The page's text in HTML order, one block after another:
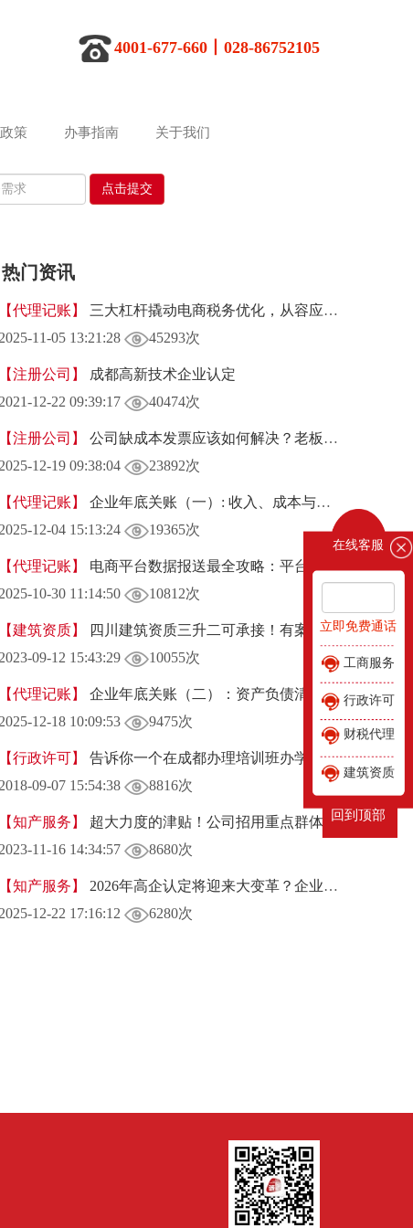
4001-677-660丨028-86752105
策 办事指南 关于我们
热门资讯
【代理记账】
三大杠杆撬动电商税务优化，从容应对第二次平台报税
2025-11-05 13:21:28
45293次
【注册公司】
成都高新技术企业认定
2021-12-22 09:39:17
40474次
【注册公司】
公司缺成本发票应该如何解决？老板必看！
2025-12-19 09:38:04
23892次
【代理记账】
企业年底关账（一）: 收入、成本与费用的处理，90%的财务都有遗漏
2025-12-04 15:13:24
19365次
【代理记账】
电商平台数据报送最全攻略：平台数据查询路径、如何计算并填报收入一次搞懂
2025-10-30 11:14:50
10812次
【建筑资质】
四川建筑资质三升二可承接！有案例！
2023-09-12 15:43:29
10055次
【代理记账】
企业年底关账（二）：资产负债清查与关键税务处理
2025-12-18 10:09:53
9475次
【行政许可】
告诉你一个在成都办理培训班办学许可证的秘密
2018-09-07 15:54:38
8816次
【知产服务】
超大力度的津贴！公司招用重点群体将获得退税回报！
2023-11-16 14:34:57
8680次
【知产服务】
2026年高企认定将迎来大变革？企业年末如何准备才能抢占先机？
2025-12-22 17:16:12
6280次
在线客服
立即免费通话
工商服务
行政许可
财税代理
建筑资质
回到顶部